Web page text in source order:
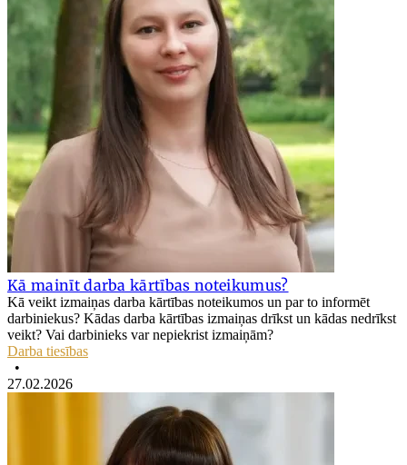
Kā mainīt darba kārtības noteikumus?
Kā veikt izmaiņas darba kārtības noteikumos un par to informēt
darbiniekus? Kādas darba kārtības izmaiņas drīkst un kādas nedrīkst
veikt? Vai darbinieks var nepiekrist izmaiņām?
Darba tiesības
•
27.02.2026